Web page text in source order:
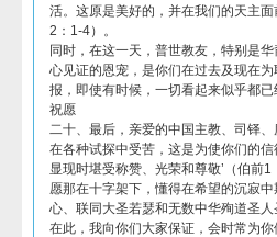
活。这原是美好的，并在我们的天主
2：1-4）。
同时，在这一天，普世教友，特别是
心见证的恩宠，是你们在过去及现在
报，即使有时候，一切看起来似乎都已
祝愿
二十、最后，亲爱的中国主教、司铎
在各种试探中受苦，这是为使你们的
显现时堪受称赞、光荣和尊敬’（伯前1
愿那在十字架下，懂得在希望的沉寂
心、联同大圣若瑟和无数中华殉道圣人
在此，我向你们大家保证，会时常为